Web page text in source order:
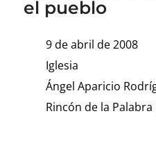
el pueblo
9 de abril de 2008
Iglesia
Ángel Aparicio
Rincón de la Palabra